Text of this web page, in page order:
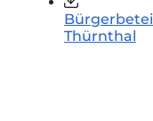
Thürnthal